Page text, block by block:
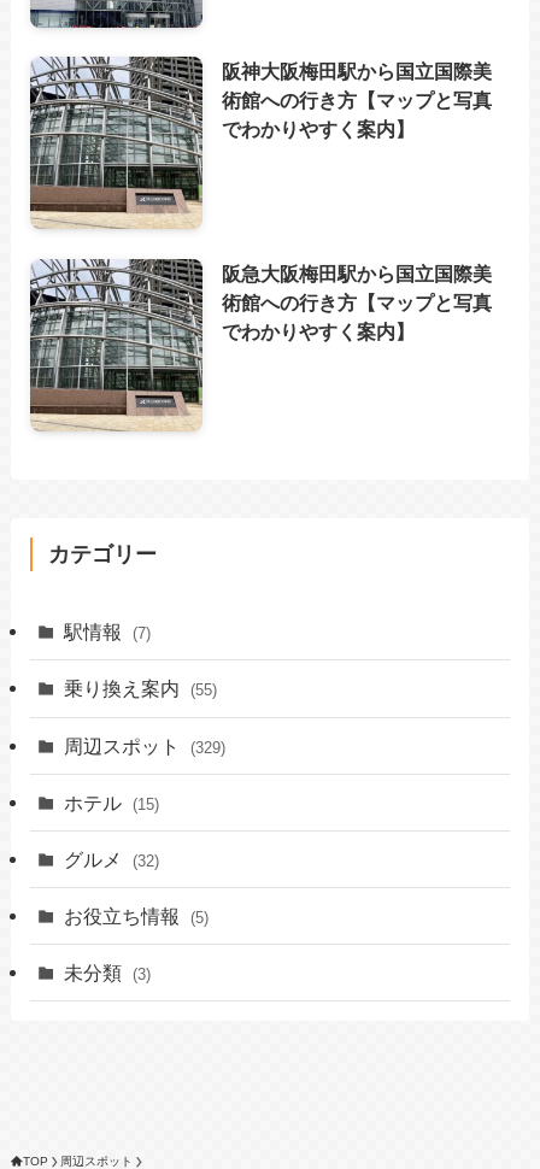
阪神大阪梅田駅から国立国際美
術館への行き方【マップと写真
でわかりやすく案内】
阪急大阪梅田駅から国立国際美
術館への行き方【マップと写真
でわかりやすく案内】
カテゴリー
駅情報 (7)
乗り換え案内 (55)
周辺スポット (329)
ホテル (15)
グルメ (32)
お役立ち情報 (5)
未分類 (3)
TOP 周辺スポット